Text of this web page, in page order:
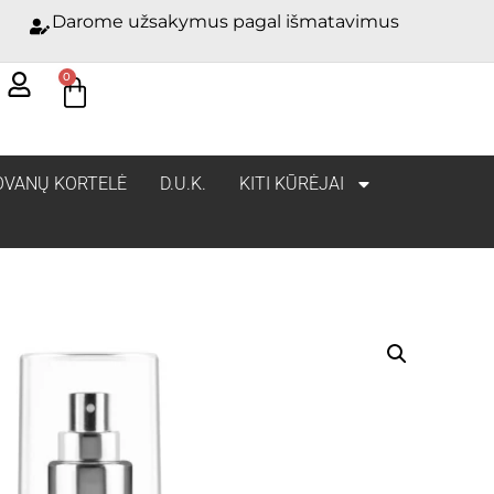
Darome užsakymus pagal išmatavimus
0
KORTELĖ D.U.K. KITI KŪRĖJAI